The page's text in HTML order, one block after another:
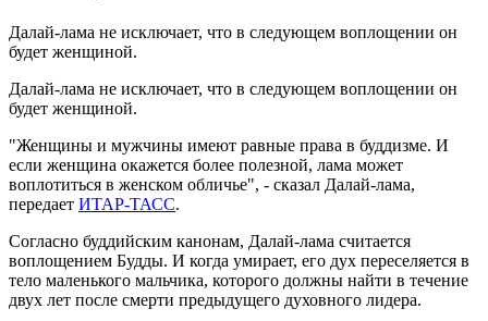
Далай-лама не исключает, что в следующем воплощении он
будет женщиной.
Далай-лама не исключает, что в следующем воплощении он
будет женщиной.
"Женщины и мужчины имеют равные права в буддизме. И
если женщина окажется более полезной, лама может
воплотиться в женском обличье", - сказал Далай-лама,
передает ИТАР-ТАСС.
Согласно буддийским канонам, Далай-лама считается
воплощением Будды. И когда умирает, его дух переселяется в
тело маленького мальчика, которого должны найти в течение
двух лет после смерти предыдущего духовного лидера.